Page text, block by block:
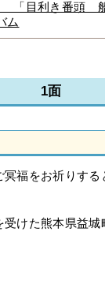
「目利き番頭
ム
1面
福をお祈りす
受けた熊本県益